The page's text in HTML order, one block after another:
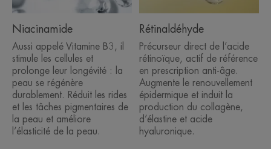
Bénéfices
• COMBLE les rides mêmes profondes**.
• REPARE et défatigue la peau dès 1
utilisation***.
• RAFFERMIT durablement***.
TEXTURE ENVIRONNEMENT
Niacinamide
Aussi appelé Vitamine B3, il
stimule les cellules et
prolonge leur longévité : la
peau se régénère
durablement. Réduit les rides
et les tâches pigmentaires de
la peau et améliore
l’élasticité de la peau.
Rétinaldéhyde
Précurseur direct de l’acide
rétinoïque, actif de référence
en prescription anti-âge.
Augmente le renouvellement
épidermique et induit la
production du collagène,
d’élastine et acide
hyaluronique.